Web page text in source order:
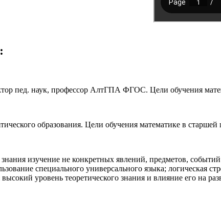
пед. наук, профессор АлтГПА ФГОС. Цели обучения
образования. Цели обучения математике в
изучение не конкретных явлений, предметов,
специального универсального языка; логическая
уровень теоретического знания и влияние его на